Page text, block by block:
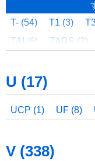
SOUSA (5)
SP
SS (1)
ST (169)
SYSTEM (7)
T- (54) T1 (3)
TAI (6)
TARS (2)
TCON (9)
TDFD (3)
TDFG
TDSA (4)
TDSB
TFB (548)
U (17)
UCP (1) UF (8)
V (338)